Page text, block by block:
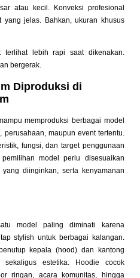
atau kecil. Konveksi profesional
yang jelas. Bahkan, ukuran khusus
lebih rapi saat dikenakan.
bergerak.
Diproduksi di
memproduksi berbagai model
maupun event tertentu.
fungsi, dan target penggunaan
model perlu disesuaikan
diinginkan, serta kenyamanan
model paling diminati karena
stylish untuk berbagai kalangan.
kepala (hood) dan kantong
estetika. Hoodie cocok
ringan, acara komunitas, hingga